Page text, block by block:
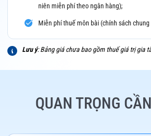
niên miễn phí theo ngân hàng);
Miễn phí thuế môn bài (chính sách
Lưu ý: Bảng giá chưa bao gồm thuế giá trị gia
QUAN TRỌNG